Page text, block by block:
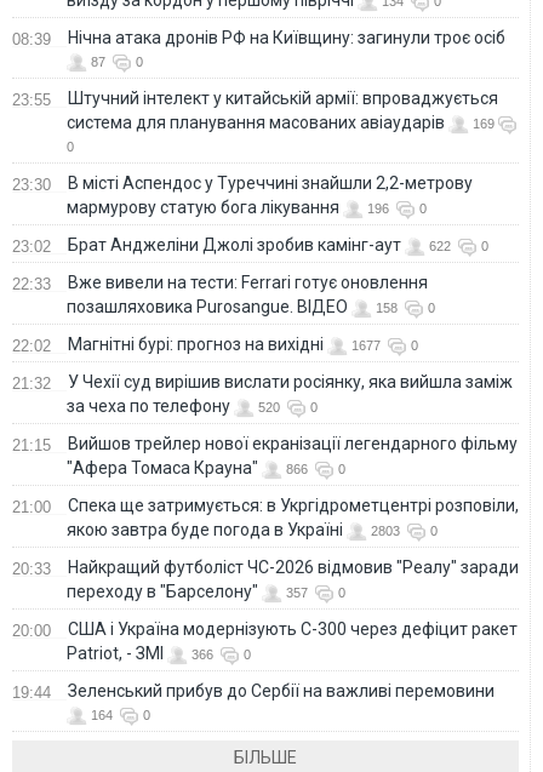
08:39 Нічна атака дронів РФ на Київщину: загинули троє осіб
87 0
23:55
Штучний інтелект у китайській армії: впроваджується
система для планування масованих авіаударів
169
0
23:30
В місті Аспендос у Туреччині знайшли 2,2-метрову
мармурову статую бога лікування
196 0
23:02 Брат Анджеліни Джолі зробив камінг-аут 622 0
22:33
Вже вивели на тести: Ferrari готує оновлення
позашляховика Purosangue. ВІДЕО
158 0
22:02 Магнітні бурі: прогноз на вихідні 1677 0
21:32
У Чехії суд вирішив вислати росіянку, яка вийшла заміж
за чеха по телефону
520 0
21:15
Вийшов трейлер нової екранізації легендарного фільму
"Афера Томаса Крауна"
866 0
21:00
Спека ще затримується: в Укргідрометцентрі розповіли,
якою завтра буде погода в Україні
2803 0
20:33
Найкращий футболіст ЧС-2026 відмовив "Реалу" заради
переходу в "Барселону"
357 0
20:00
США і Україна модернізують С-300 через дефіцит ракет
Patriot, - ЗМІ
366 0
19:44 Зеленський прибув до Сербії на важливі перемовини
164 0
БІЛЬШЕ